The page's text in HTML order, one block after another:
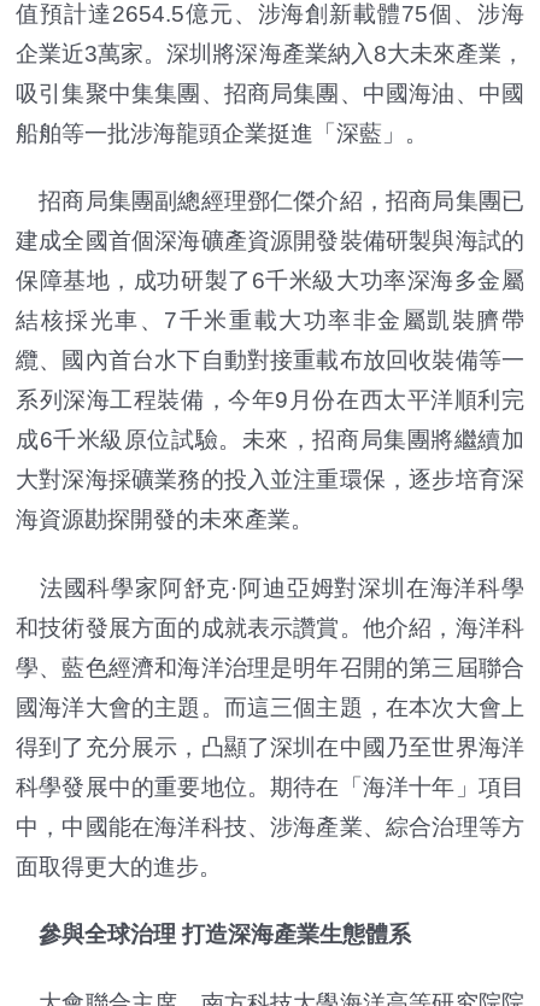
值預計達2654.5億元、涉海創新載體75個、涉海
企業近3萬家。深圳將深海產業納入8大未來產業，
吸引集聚中集集團、招商局集團、中國海油、中國
船舶等一批涉海龍頭企業挺進「深藍」。
招商局集團副總經理鄧仁傑介紹，招商局集團已
建成全國首個深海礦產資源開發裝備研製與海試的
保障基地，成功研製了6千米級大功率深海多金屬
結核採光車、7千米重載大功率非金屬凱裝臍帶
纜、國內首台水下自動對接重載布放回收裝備等一
系列深海工程裝備，今年9月份在西太平洋順利完
成6千米級原位試驗。未來，招商局集團將繼續加
大對深海採礦業務的投入並注重環保，逐步培育深
海資源勘探開發的未來產業。
法國科學家阿舒克·阿迪亞姆對深圳在海洋科學
和技術發展方面的成就表示讚賞。他介紹，海洋科
學、藍色經濟和海洋治理是明年召開的第三屆聯合
國海洋大會的主題。而這三個主題，在本次大會上
得到了充分展示，凸顯了深圳在中國乃至世界海洋
科學發展中的重要地位。期待在「海洋十年」項目
中，中國能在海洋科技、涉海產業、綜合治理等方
面取得更大的進步。
參與全球治理 打造深海產業生態體系